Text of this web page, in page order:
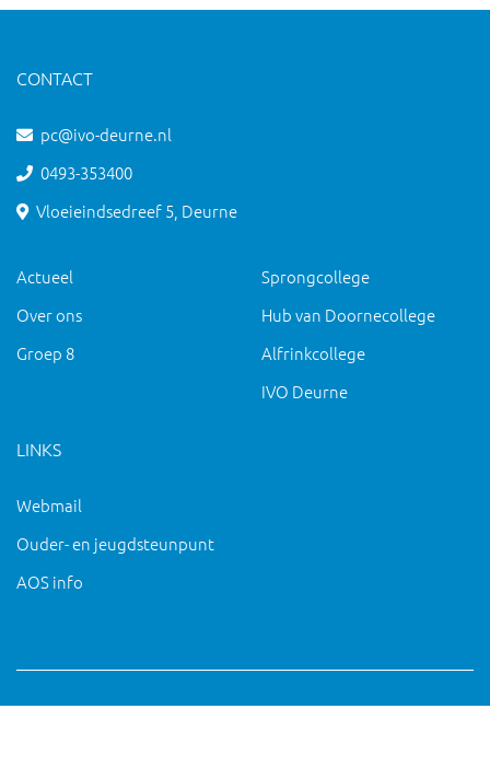
CONTACT
pc@ivo-deurne.nl
0493-353400
Vloeieindsedreef 5, Deurne
Actueel
Over ons
Groep 8
Sprongcollege
Hub van Doornecollege
Alfrinkcollege
IVO Deurne
LINKS
Webmail
Ouder- en jeugdsteunpunt
AOS info